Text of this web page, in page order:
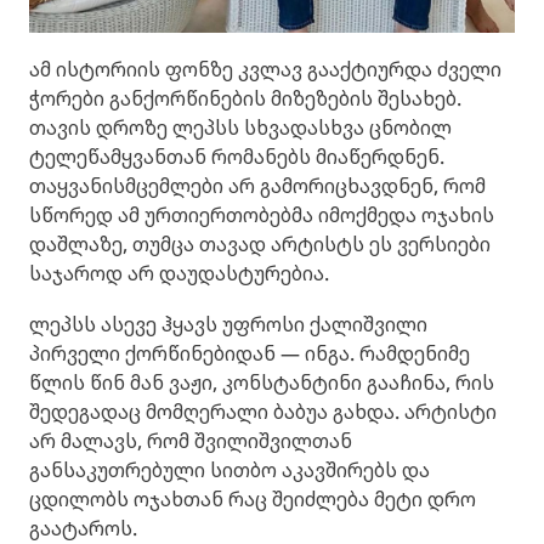
ამ ისტორიის ფონზე კვლავ გააქტიურდა ძველი
ჭორები განქორწინების მიზეზების შესახებ.
თავის დროზე ლეპსს სხვადასხვა ცნობილ
ტელეწამყვანთან რომანებს მიაწერდნენ.
თაყვანისმცემლები არ გამორიცხავდნენ, რომ
სწორედ ამ ურთიერთობებმა იმოქმედა ოჯახის
დაშლაზე, თუმცა თავად არტისტს ეს ვერსიები
საჯაროდ არ დაუდასტურებია.
ლეპსს ასევე ჰყავს უფროსი ქალიშვილი
პირველი ქორწინებიდან — ინგა. რამდენიმე
წლის წინ მან ვაჟი, კონსტანტინი გააჩინა, რის
შედეგადაც მომღერალი ბაბუა გახდა. არტისტი
არ მალავს, რომ შვილიშვილთან
განსაკუთრებული სითბო აკავშირებს და
ცდილობს ოჯახთან რაც შეიძლება მეტი დრო
გაატაროს.